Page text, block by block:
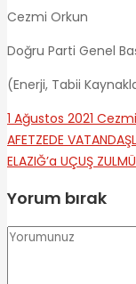
Cezmi Orkun
Doğru Parti Genel
(Enerji, Tabii
1 Ağustos 2021
AFETZEDE
ELAZIĞ’a UÇUŞ ZULMÜ
Yorum bırak